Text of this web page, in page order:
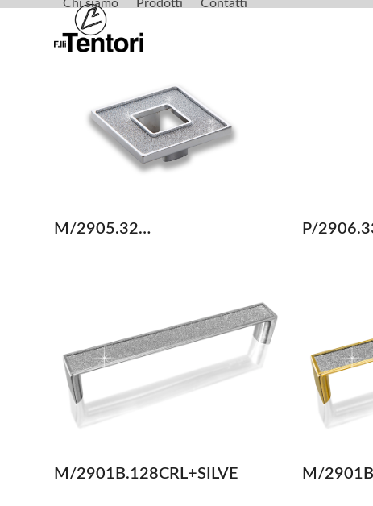
Skip
Chi siamo Prodotti Contatti
M/2905.32…
P/
M/2901B.128CRL+SILVE M/